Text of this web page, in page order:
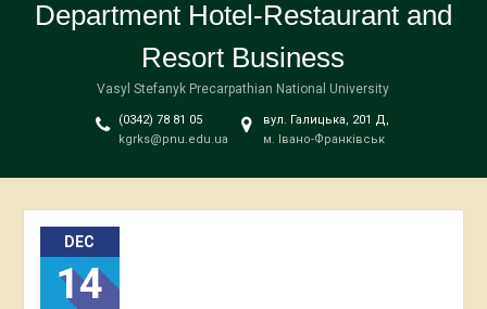
Department Hotel-Restaurant and
Resort Business
Vasyl Stefanyk Precarpathian National University
(0342) 78 81 05
kgrks@pnu.edu.ua
вул. Галицька, 201 Д,
м. Івано-Франківськ
DEC
14